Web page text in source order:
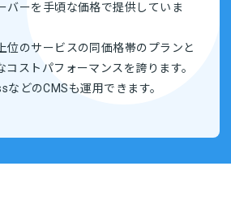
バーを手頃な価格で提供していま
位のサービスの同価格帯のプランと
コストパフォーマンスを誇ります。
などのCMSも運用できます。